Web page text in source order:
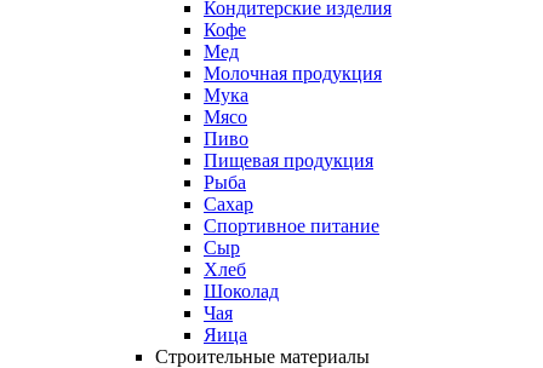
Кондитерские изделия
Кофе
Мед
Молочная продукция
Мука
Мясо
Пиво
Пищевая продукция
Рыба
Сахар
Спортивное питание
Сыр
Хлеб
Шоколад
Чая
Яица
Строительные материалы